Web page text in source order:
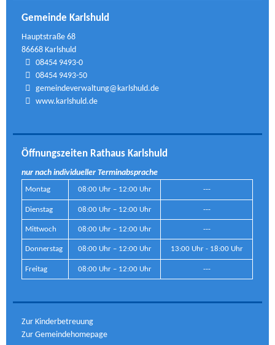
Gemeinde Karlshuld
Hauptstraße 68
86668 Karlshuld
08454 9493-0
08454 9493-50
gemeindeverwaltung@karlshuld.de
www.karlshuld.de
Öffnungszeiten Rathaus Karlshuld
nur nach individueller Terminabsprache
Montag 08:00 Uhr – 12:00 Uhr ---
Dienstag 08:00 Uhr – 12:00 Uhr ---
Mittwoch 08:00 Uhr – 12:00 Uhr ---
Donnerstag 08:00 Uhr – 12:00 Uhr 13:00 Uhr - 18:00 Uhr
Freitag 08:00 Uhr – 12:00 Uhr ---
Zur Kinderbetreuung
Zur Gemeindehomepage